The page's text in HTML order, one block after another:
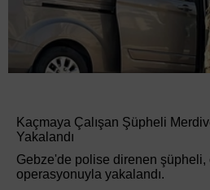
Kaçmaya Çalışan Şüpheli
Yakalandı
Gebze'de polise direnen şüpheli,
operasyonuyla yakalandı.